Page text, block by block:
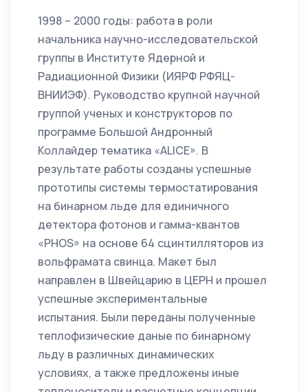
1998 – 2000 годы: работа в роли
начальника научно-исследовательской
группы в Институте Ядерной и
Радиационной Физики (ИЯРФ РФЯЦ-
ВНИИЭФ). Руководство крупной научной
группой ученых и конструкторов по
программе Большой Андронный
Коллайдер тематика «ALICE». В
результате работы созданы успешные
прототипы системы термостатирования
на бинарном льде для единичного
детектора фотонов и гамма-квантов
«PHOS» на основе 64 сцинтилляторов из
вольфрамата свинца. Макет был
направлен в Швейцарию в ЦЕРН и прошел
успешные экспериментальные
испытания. Были переданы полученные
теплофизические даные по бинарному
льду в различных динамических
условиях, а также предложены иные